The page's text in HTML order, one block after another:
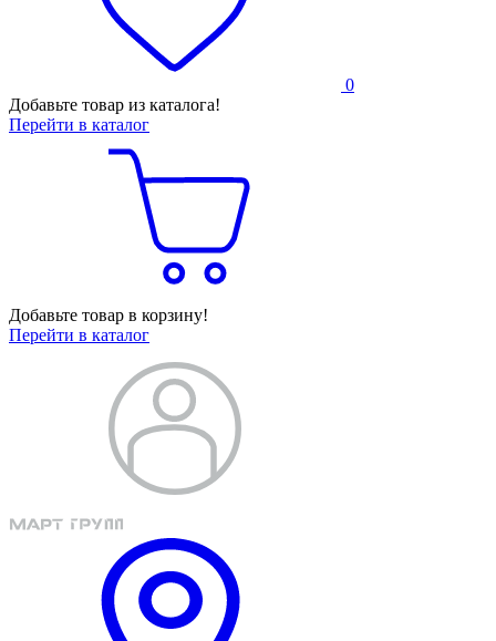
0
Добавьте товар из каталога!
Перейти в каталог
Добавьте товар в корзину!
Перейти в каталог